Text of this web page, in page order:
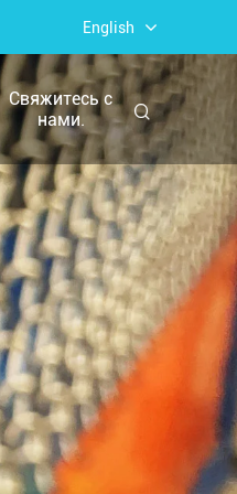
English
Свяжитесь с
нами.